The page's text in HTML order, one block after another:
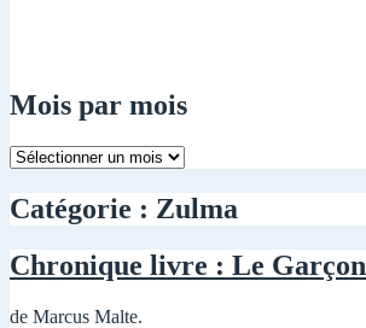
Mois par mois
Mois
mois
Catégorie : Zulma
Chronique livre : Le Garçon
de Marcus Malte.